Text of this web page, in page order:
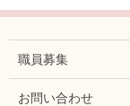
職員募集
お問い合わせ